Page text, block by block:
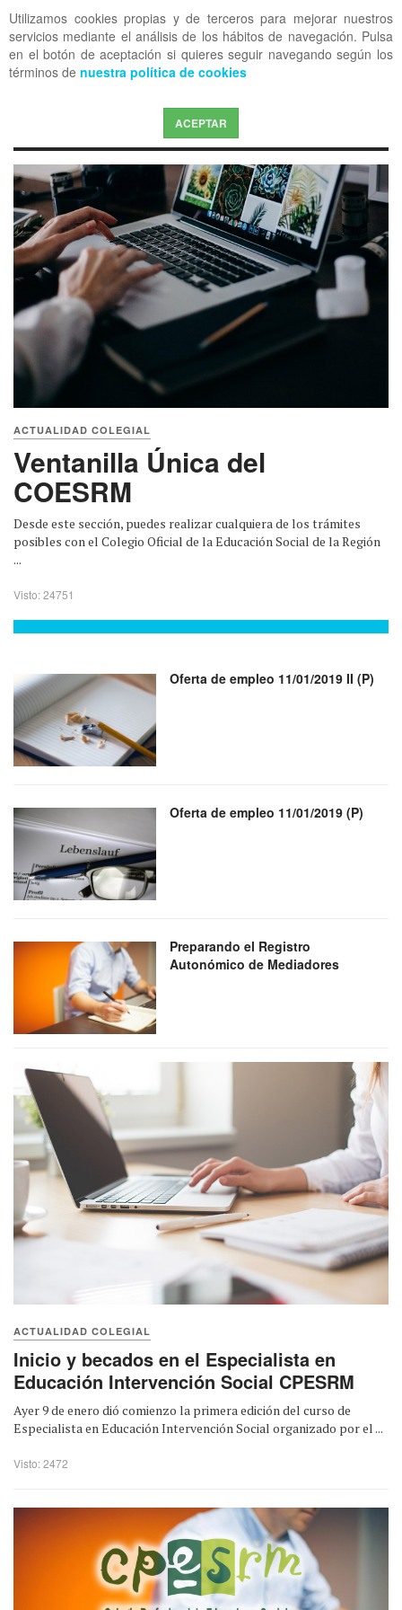
Utilizamos cookies propias y de terceros para mejorar nuestros
servicios mediante el análisis de los hábitos de navegación. Pulsa
en el botón de aceptación si quieres seguir navegando según los
términos de nuestra política de cookies
ACEPTAR
OFF CANVAS
ACTUALIDAD COLEGIAL
Ventanilla Única del
COESRM
Desde este sección, puedes realizar cualquiera de los trámites
posibles con el Colegio Oficial de la Educación Social de la Región
...
Visto: 24751
Oferta de empleo 11/01/2019 II (P)
Oferta de empleo 11/01/2019 (P)
Preparando el Registro
Autonómico de Mediadores
ACTUALIDAD COLEGIAL
Inicio y becados en el Especialista en
Educación Intervención Social CPESRM
Ayer 9 de enero dió comienzo la primera edición del curso de
Especialista en Educación Intervención Social organizado por el ...
Visto: 2472